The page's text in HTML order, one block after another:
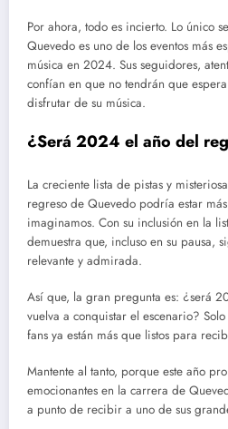
Por ahora, todo es incierto. Lo único
Quevedo es uno de los eventos más
música en 2024. Sus seguidores,
confían en que no tendrán que
disfrutar de su música.
¿Será 2024 el año del
La creciente lista de pistas y
regreso de Quevedo podría estar
imaginamos. Con su inclusión en la
demuestra que, incluso en su pausa,
relevante y admirada.
Así que, la gran pregunta es: ¿será
vuelva a conquistar el escenario?
fans ya están más que listos para
Mantente al tanto, porque este año
emocionantes en la carrera de
a punto de recibir a uno de sus